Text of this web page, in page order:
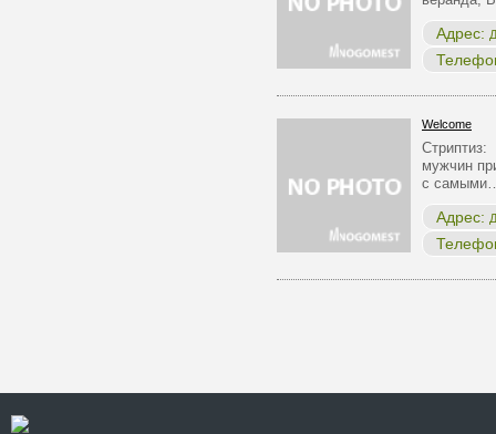
Адрес:
Welcome
мужчин
с
Адрес: